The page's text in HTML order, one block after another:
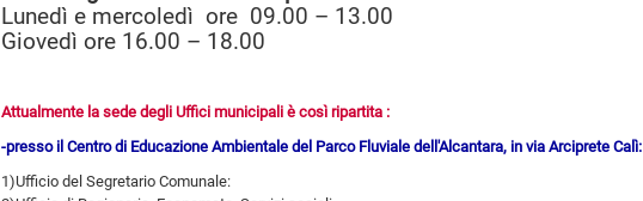
Lunedì e mercoledì ore 09.00 – 13.00
Giovedì ore 16.00 – 18.00
Attualmente la sede degli Uffici municipali è così ripartita :
-presso il Centro di Educazione Ambientale del Parco Fluviale dell'Alcantara, in via Arciprete Calì:
1)Ufficio del Segretario Comunale: